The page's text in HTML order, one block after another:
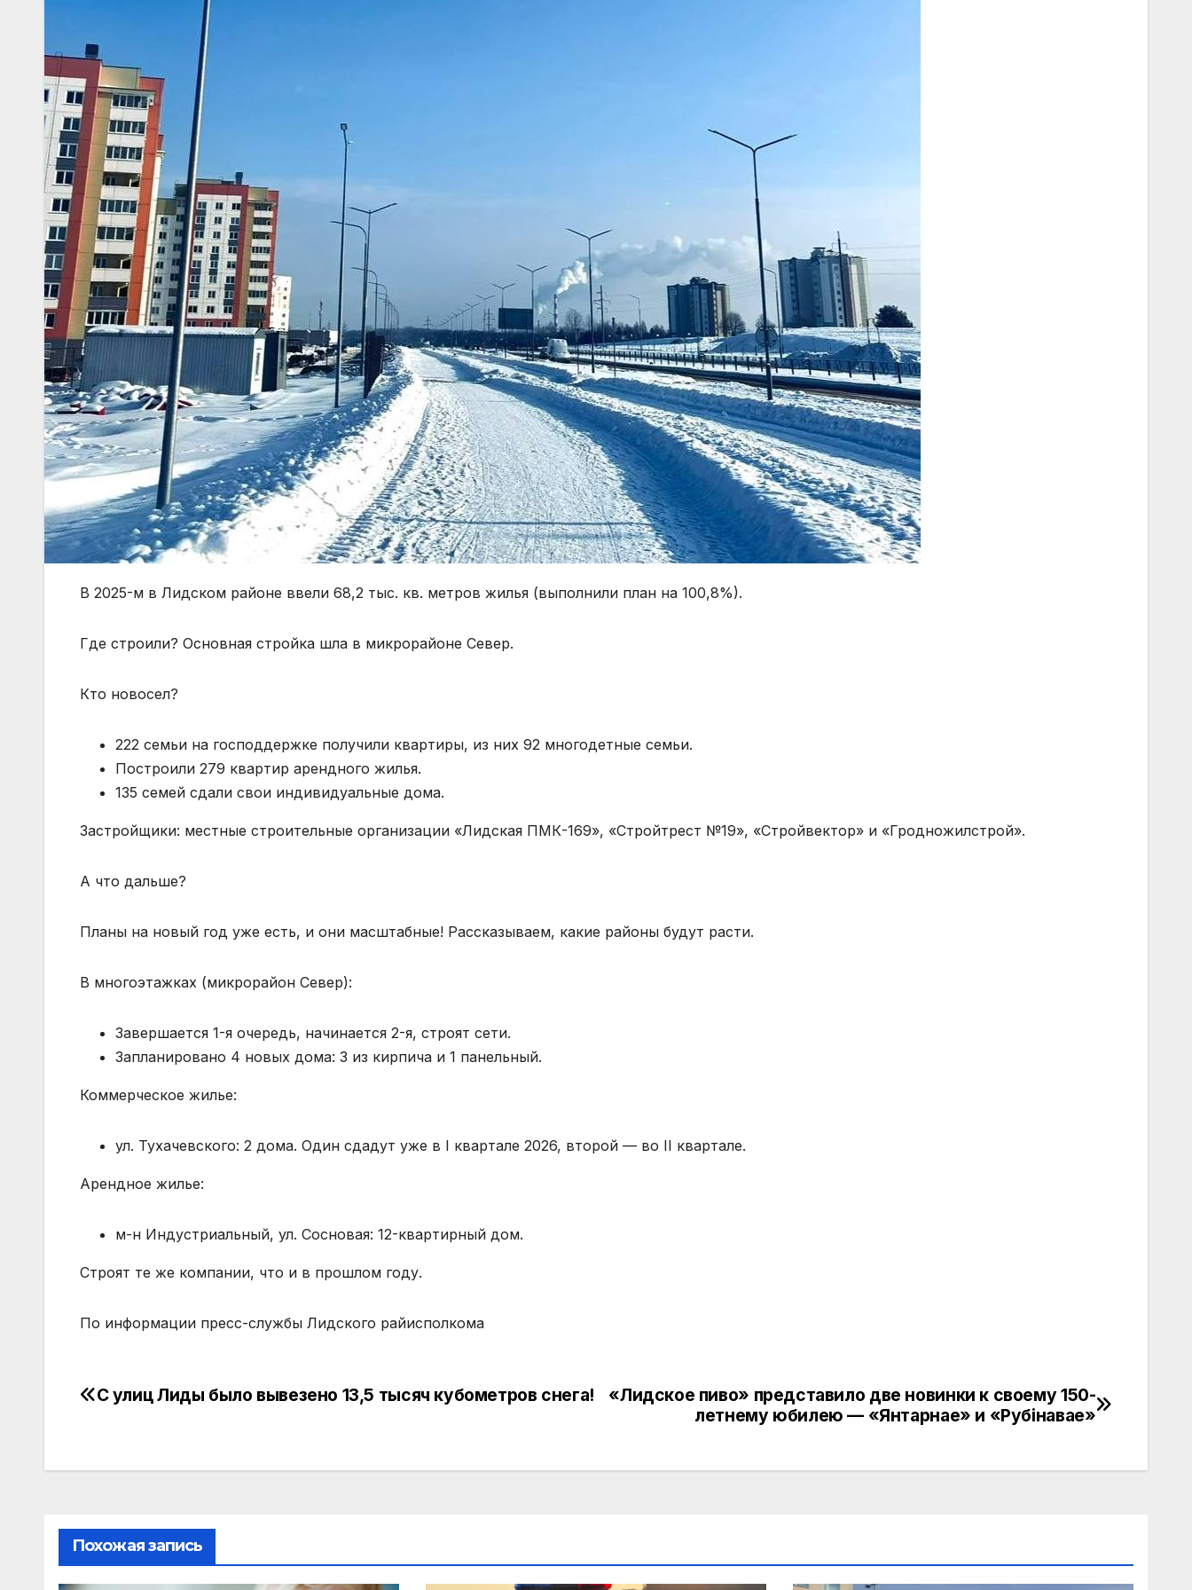
В 2025-м в Лидском районе ввели 68,2 тыс. кв. метров жилья (выполнили план на 100,8%).
Где строили? Основная стройка шла в микрорайоне Север.
Кто новосел?
222 семьи на господдержке получили квартиры, из них 92 многодетные семьи.
Построили 279 квартир арендного жилья.
135 семей сдали свои индивидуальные дома.
Застройщики: местные строительные организации «Лидская ПМК-169», «Стройтрест №19», «Стройвектор» и «Гродножилстрой».
А что дальше?
Планы на новый год уже есть, и они масштабные! Рассказываем, какие районы будут расти.
В многоэтажках (микрорайон Север):
Завершается 1-я очередь, начинается 2-я, строят сети.
Запланировано 4 новых дома: 3 из кирпича и 1 панельный.
Коммерческое жилье:
ул. Тухачевского: 2 дома. Один сдадут уже в I квартале 2026, второй — во II квартале.
Арендное жилье:
м-н Индустриальный, ул. Сосновая: 12-квартирный дом.
Строят те же компании, что и в прошлом году.
По информации пресс-службы Лидского райисполкома
«Лидское пиво» представило две новинки к своему 150-
летнему юбилею — «Янтарнае» и «Рубінавае»
С улиц Лиды было вывезено 13,5 тысяч кубометров снега!
Похожая запись